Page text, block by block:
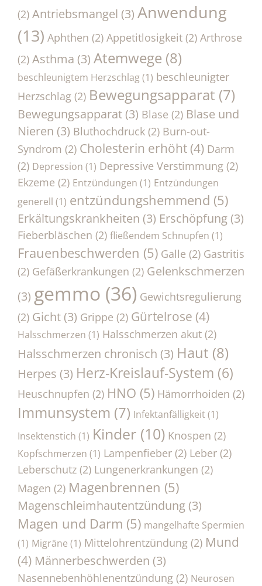
(2) Antriebsmangel (3) Anwendung
(13) Aphthen (2) Appetitlosigkeit (2) Arthrose
(2) Asthma (3) Atemwege (8)
beschleunigtem Herzschlag(1) beschleunigter
Herzschlag (2) Bewegungsapparat (7)
Bewegungsapparat (3) Blase (2) Blase und
Nieren (3) Bluthochdruck (2) Burn-out-
Syndrom (2) Cholesterin erhöht (4) Darm
(2) Depression (1) Depressive Verstimmung (2)
Ekzeme (2) Entzündungen (1) Entzündungen
generell (1) entzündungshemmend (5)
Erkältungskrankheiten (3) Erschöpfung (3)
Fieberbläschen (2) fließendem Schnupfen (1)
Frauenbeschwerden (5) Galle (2) Gastritis
(2) Gefäßerkrankungen (2) Gelenkschmerzen
(3) gemmo (36) Gewichtsregulierung
(2) Gicht (3) Grippe (2) Gürtelrose (4)
Halsschmerzen (1) Halsschmerzen akut (2)
Halsschmerzen chronisch (3) Haut (8)
Herpes (3) Herz-Kreislauf-System (6)
Heuschnupfen (2) HNO (5) Hämorrhoiden (2)
Immunsystem (7) Infektanfälligkeit(1)
Insektenstich (1) Kinder (10) Knospen (2)
Kopfschmerzen (1) Lampenfieber (2) Leber (2)
Leberschutz (2) Lungenerkrankungen (2)
Magen (2) Magenbrennen (5)
Magenschleimhautentzündung (3)
Magen und Darm (5) mangelhafte Spermien
(1) Migräne (1) Mittelohrentzündung (2) Mund
(4) Männerbeschwerden (3)
Nasennebenhöhlenentzündung (2) Neurosen